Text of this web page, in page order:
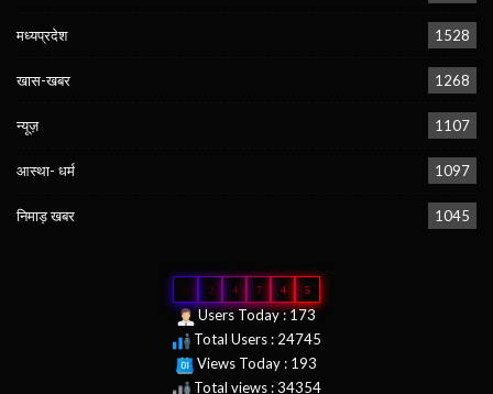
मध्यप्रदेश 1528
खास-खबर 1268
न्यूज़ 1107
आस्था- धर्म 1097
निमाड़ खबर 1045
0 2 4 7 4 5
Users Today : 173
Total Users : 24745
Views Today : 193
Total views : 34354